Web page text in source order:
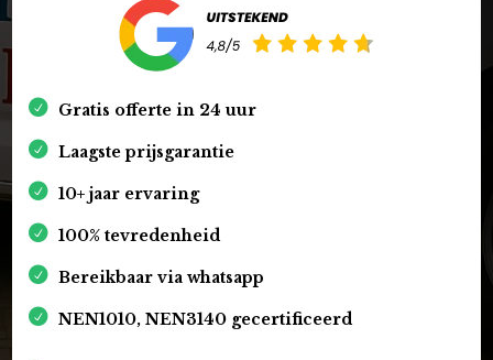
Gratis offerte in 24 uur
Laagste prijsgarantie
10+ jaar ervaring
100% tevredenheid
Bereikbaar via whatsapp
NEN1010, NEN3140 gecertificeerd